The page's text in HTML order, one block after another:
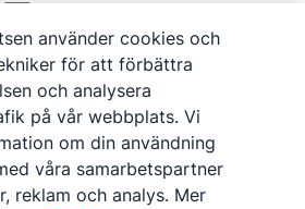
använder cookies och
för att förbättra
och analysera
på vår webbplats. Vi
om din användning
våra samarbetspartner
reklam och analys. Mer